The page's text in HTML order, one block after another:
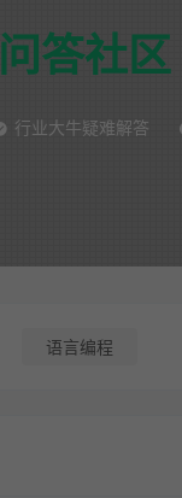
问答社区
行业大牛疑难解答
语言编程